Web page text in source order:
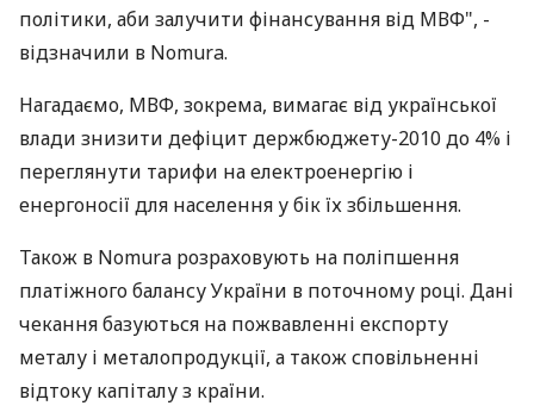
політики, аби залучити фінансування від МВФ", -
відзначили в Nomura.
Нагадаємо, МВФ, зокрема, вимагає від української
влади знизити дефіцит держбюджету-2010 до 4% і
переглянути тарифи на електроенергію і
енергоносії для населення у бік їх збільшення.
Також в Nomura розраховують на поліпшення
платіжного балансу України в поточному році. Дані
чекання базуються на пожвавленні експорту
металу і металопродукції, а також сповільненні
відтоку капіталу з країни.